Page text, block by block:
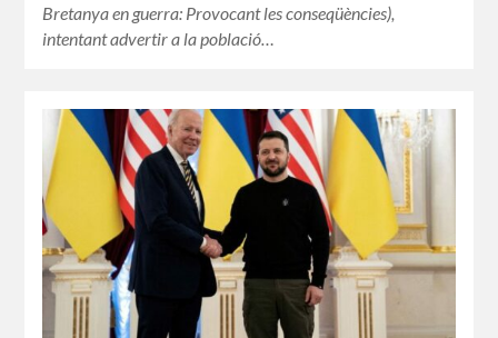
Bretanya en guerra: Provocant les conseqüències),
intentant advertir a la població…